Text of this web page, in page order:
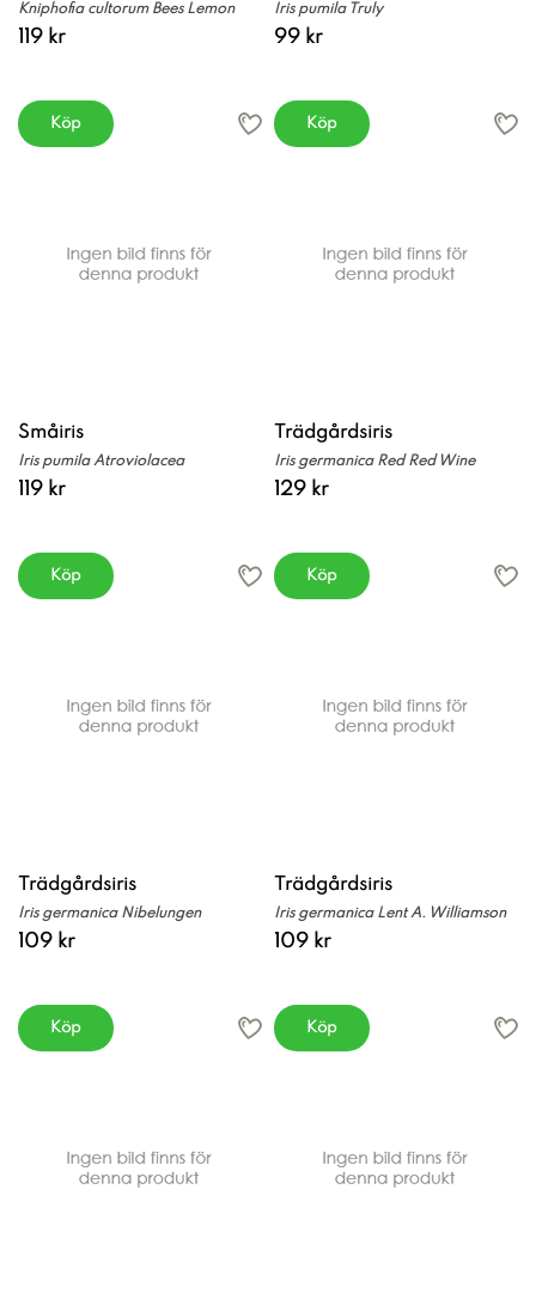
Kniphofia cultorum Bees Lemon
119 kr
Köp
Iris pumila Truly
99 kr
Köp
Småiris
Iris pumila Atroviolacea
119 kr
Köp
Trädgårdsiris
Iris germanica Red Red Wine
129 kr
Köp
Trädgårdsiris
Iris germanica Nibelungen
109 kr
Köp
Trädgårdsiris
Iris germanica Lent A. Williamson
109 kr
Köp